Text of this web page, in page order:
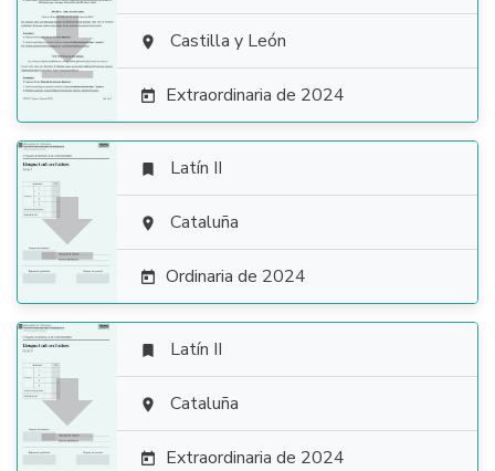
  Castilla y León
 Extraordinaria de 2024

 Latín II
 Cataluña
 Ordinaria de 2024

 Latín II
 Cataluña
 Extraordinaria de 2024